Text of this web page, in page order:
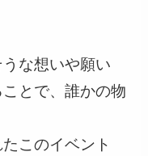
うな想いや願い
とで、誰かの物
このイベント